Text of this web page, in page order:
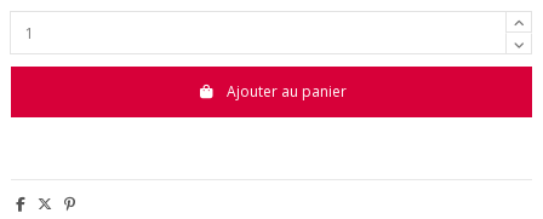
Ajouter au panier